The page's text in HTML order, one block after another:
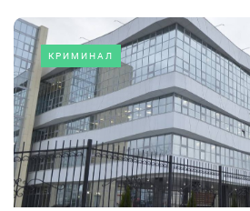
КРИМИНАЛ